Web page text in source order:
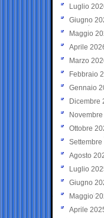
Luglio
Giugno
Maggio
Aprile
Marzo
Febbraio
Gennaio
Dicembre
Ottobre
Settembre
Agosto
Luglio
Giugno
Maggio
Aprile